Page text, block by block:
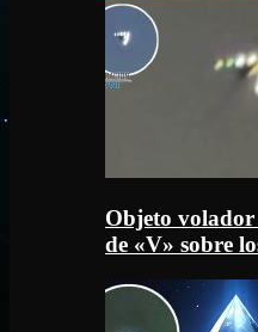
Objeto
de «V» sobre